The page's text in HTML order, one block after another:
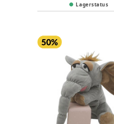
Lagerstatus